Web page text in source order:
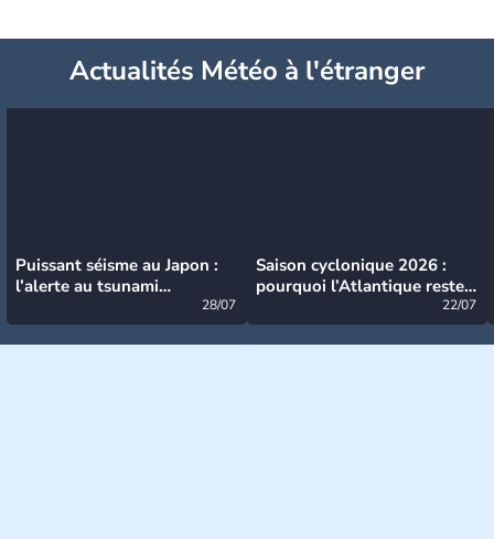
Actualités Météo à l'étranger
Puissant séisme au Japon :
l’alerte au tsunami
28/07
Saison cyclonique 2026 :
pourquoi l’Atlantique reste
22/07